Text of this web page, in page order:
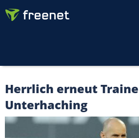
Herrlich erneut
Unterhaching